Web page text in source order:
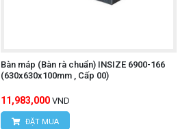
Bàn máp (Bàn rà chuẩn) INSIZE 6900-166
(630x630x100mm , Cấp 00)
11,983,000 VND
ĐẶT MUA